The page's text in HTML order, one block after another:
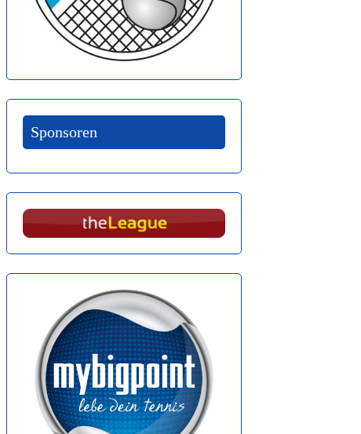
Sponsoren